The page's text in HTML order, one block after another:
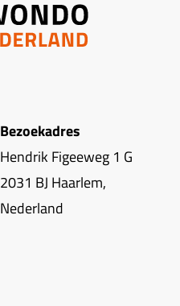
Bezoekadres
Hendrik Figeeweg 1 G
2031 BJ Haarlem,
Nederland